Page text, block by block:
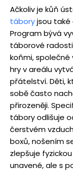
Ačkoliv je kůň
táboryjsou také
Program bývá
táborové
koňmi, společné
hry v areálu
přátelství. Děti,
sobě často
přirozeněji.
tábory odlišuje
čerstvém
boxů, nošením
zlepšuje
unavené, ale s